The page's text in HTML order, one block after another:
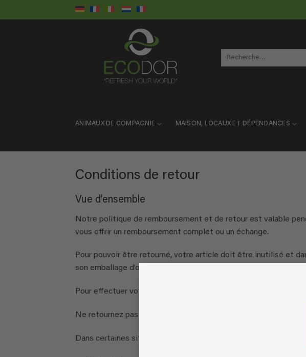
au
Recherche
ANIMAUX DE COMPAGNIE MAISON, LOCAUX ET DÉPENDANCES
Conditions de retour
Vue d’ensemble
Notre politique de remboursement et de retour est valable
vous offrir un remboursement complet ou un échange.
Pour pouvoir être retourné, votre article doit être inutilisé et
son emballage d’origine.
Pour effectuer votre retour, nous avons besoin d’un reçu ou d’une
Ne retournez pas votre achat au fabricant.
Dans certaines situations, seuls des remboursements partiels